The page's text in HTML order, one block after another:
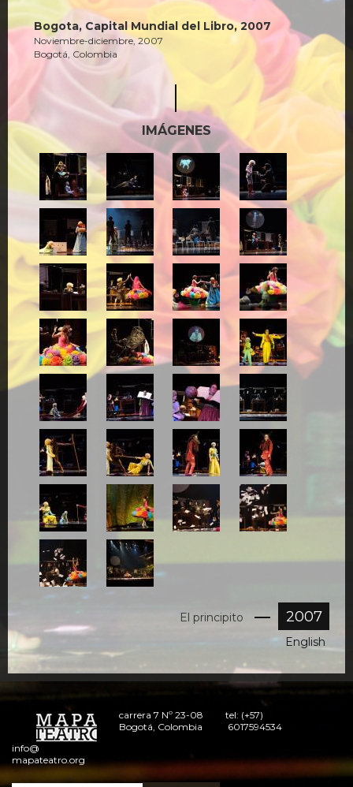
Bogota, Capital Mundial del Libro, 2007
Noviembre-diciembre, 2007
Bogotá, Colombia
IMÁGENES
1.jpg
3.jpg 4.jpg
6.jpg 7.jpg 8.jpg
8A.jpg
8B-
principito.jpg
11.jpg
12.jpg 13.jpg 14.jpg
principito.jpg
18.jpg
20.jpg 22.jpg
22A-
principito.jpg
principito.jpg
23.jpg 24.jpg 26.jpg
27.jpg 28.jpg
El principito 2007
English
carrera 7 Nº 23-08
Bogotá, Colombia
tel: (+57)
6017594534
info@
mapateatro.org